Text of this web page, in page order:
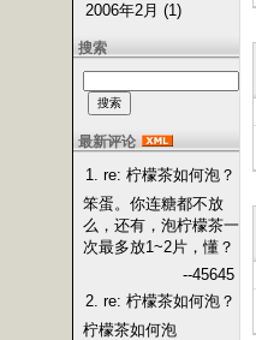
2006年2月 (1)
搜索
最新评论
1. re: 柠檬茶如何泡？
笨蛋。你连糖都不放
么，还有，泡柠檬茶一
次最多放1~2片，懂？
--45645
2. re: 柠檬茶如何泡？
柠檬茶如何泡